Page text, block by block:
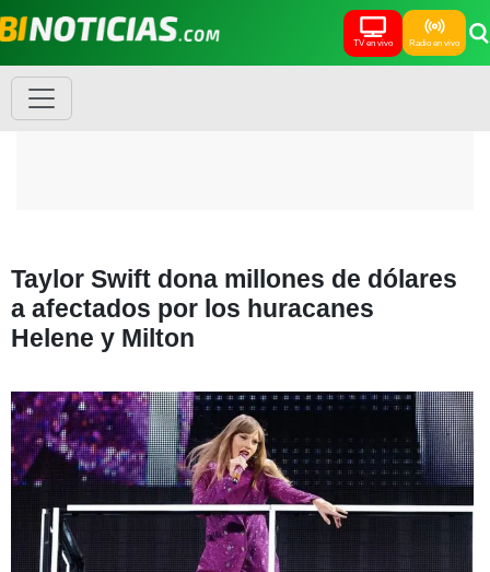
TV en vivo Radio en vivo
Taylor Swift dona millones de dólares
a afectados por los huracanes
Helene y Milton